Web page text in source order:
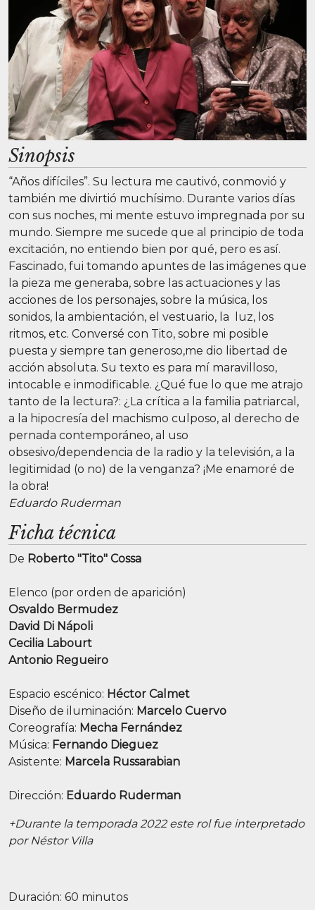
Sinopsis
“Años difíciles”. Su lectura me cautivó, conmovió y
también me divirtió muchísimo. Durante varios días
con sus noches, mi mente estuvo impregnada por su
mundo. Siempre me sucede que al principio de toda
excitación, no entiendo bien por qué, pero es así.
Fascinado, fui tomando apuntes de las imágenes que
la pieza me generaba, sobre las actuaciones y las
acciones de los personajes, sobre la música, los
sonidos, la ambientación, el vestuario, la luz, los
ritmos, etc. Conversé con Tito, sobre mi posible
puesta y siempre tan generoso,me dio libertad de
acción absoluta. Su texto es para mí maravilloso,
intocable e inmodificable. ¿Qué fue lo que me atrajo
tanto de la lectura?: ¿La crítica a la familia patriarcal,
a la hipocresía del machismo culposo, al derecho de
pernada contemporáneo, al uso
obsesivo/dependencia de la radio y la televisión, a la
legitimidad (o no) de la venganza? ¡Me enamoré de
la obra!
Eduardo Ruderman
Ficha técnica
De Roberto "Tito" Cossa
Elenco (por orden de aparición)
Osvaldo Bermudez
David Di Nápoli
Cecilia Labourt
Antonio Regueiro
Espacio escénico: Héctor Calmet
Diseño de iluminación: Marcelo Cuervo
Coreografía: Mecha Fernández
Música: Fernando Dieguez
Asistente: Marcela Russarabian
Dirección: Eduardo Ruderman
+Durante la temporada 2022 este rol fue interpretado
por Néstor Villa
Duración: 60 minutos